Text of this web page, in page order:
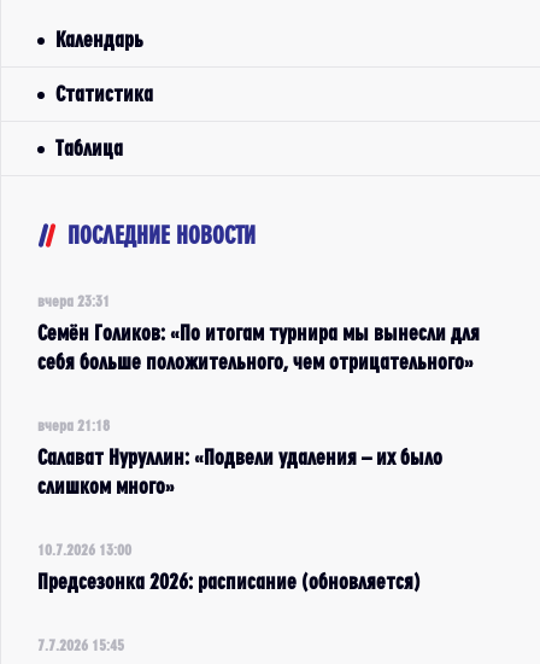
Календарь
Статистика
Таблица
ПОСЛЕДНИЕ НОВОСТИ
вчера 23:31
Семён Голиков: «По итогам турнира мы вынесли для
себя больше положительного, чем отрицательного»
вчера 21:18
Салават Нуруллин: «Подвели удаления – их было
слишком много»
10.7.2026 13:00
Предсезонка 2026: расписание (обновляется)
7.7.2026 15:45